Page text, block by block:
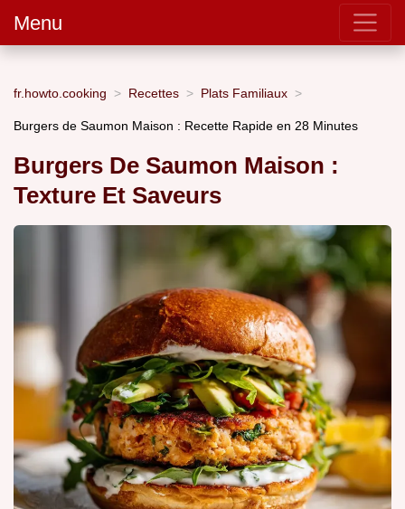
Menu
fr.howto.cooking Recettes Plats Familiaux
Burgers de Saumon Maison : Recette Rapide en 28 Minutes
Burgers De Saumon Maison :
Texture Et Saveurs